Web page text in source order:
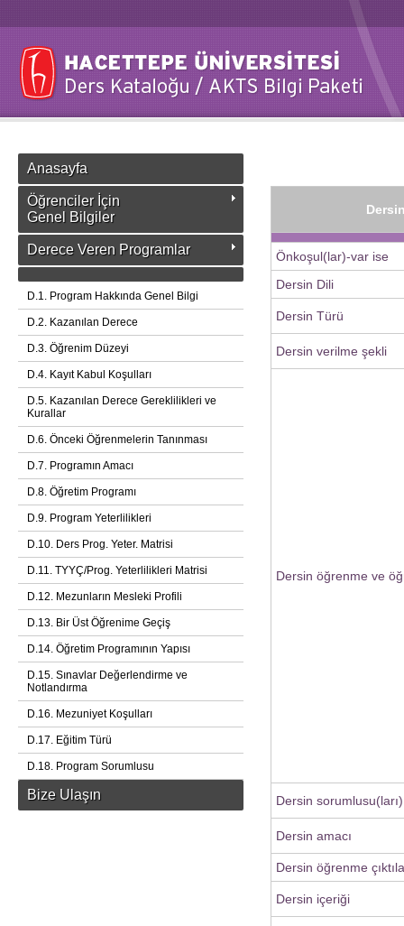
Anasayfa
Öğrenciler İçin
Genel Bilgiler
Derece Veren Programlar
D.1. Program Hakkında Genel Bilgi
D.2. Kazanılan Derece
D.3. Öğrenim Düzeyi
D.4. Kayıt Kabul Koşulları
D.5. Kazanılan Derece Gereklilikleri ve
Kurallar
D.6. Önceki Öğrenmelerin Tanınması
D.7. Programın Amacı
D.8. Öğretim Programı
D.9. Program Yeterlilikleri
D.10. Ders Prog. Yeter. Matrisi
D.11. TYYÇ/Prog. Yeterlilikleri Matrisi
D.12. Mezunların Mesleki Profili
D.13. Bir Üst Öğrenime Geçiş
D.14. Öğretim Programının Yapısı
D.15. Sınavlar Değerlendirme ve
Notlandırma
D.16. Mezuniyet Koşulları
D.17. Eğitim Türü
D.18. Program Sorumlusu
Bize Ulaşın
Önkoşul(lar)-var ise
Dersin Dili
Dersin Türü
Dersin verilme şekli
Dersin öğrenme ve
Dersin sorumlusu(ları)
Dersin amacı
Dersin öğrenme
Dersin içeriği